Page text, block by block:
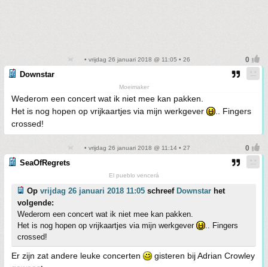
• vrijdag 26 januari 2018 @ 11:05 • 26
Downstar
Moeimaker
Wederom een concert wat ik niet mee kan pakken.
Het is nog hopen op vrijkaartjes via mijn werkgever
.. Fingers
crossed!
• vrijdag 26 januari 2018 @ 11:14 • 27
SeaOfRegrets
El pueblo vencerá
Op vrijdag 26 januari 2018 11:05 schreef Downstar het
volgende:
Wederom een concert wat ik niet mee kan pakken.
Het is nog hopen op vrijkaartjes via mijn werkgever
.. Fingers
crossed!
Er zijn zat andere leuke concerten
gisteren bij Adrian Crowley